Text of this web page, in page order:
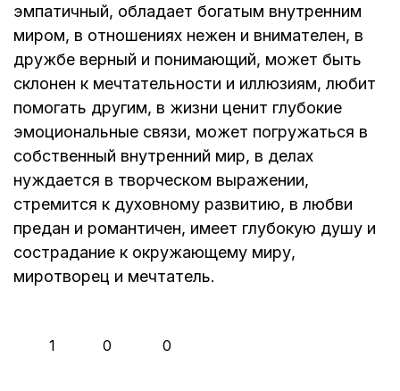
эмпатичный, обладает богатым внутренним
миром, в отношениях нежен и внимателен, в
дружбе верный и понимающий, может быть
склонен к мечтательности и иллюзиям, любит
помогать другим, в жизни ценит глубокие
эмоциональные связи, может погружаться в
собственный внутренний мир, в делах
нуждается в творческом выражении,
стремится к духовному развитию, в любви
предан и романтичен, имеет глубокую душу и
сострадание к окружающему миру,
миротворец и мечтатель.
1 0 0